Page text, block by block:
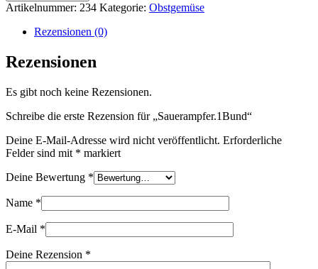
Artikelnummer: 234 Kategorie: Obstgemüse
Rezensionen (0)
Rezensionen
Es gibt noch keine Rezensionen.
Schreibe die erste Rezension für „Sauerampfer.1Bund“
Deine E-Mail-Adresse wird nicht veröffentlicht. Erforderliche
Felder sind mit * markiert
Deine Bewertung *
Name *
E-Mail *
Deine Rezension *